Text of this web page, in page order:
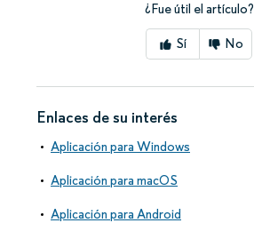
¿Fue útil el artículo?
Sí No
Enlaces de su interés
Aplicación para Windows
Aplicación para macOS
Aplicación para Android